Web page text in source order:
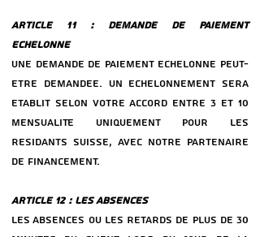
ARTICLE 11 : DEMANDE DE PAIEMENT
eCHELONNe
UNE DEMANDE DE PAIEMENT eCHELONNe PEUT-
eTRE DEMANDeE. UN eCHELONNEMENT SERA
eTABLIT SELON VOTRE ACCORD ENTRE 3 ET 10
MENSUALITe UNIQUEMENT POUR LES
ReSIDANTS SUISSE, AVEC NOTRE PARTENAIRE
DE FINANCEMENT.
ARTICLE 12 : LES ABSENCES
LES ABSENCES OU LES RETARDS DE PLUS DE 30